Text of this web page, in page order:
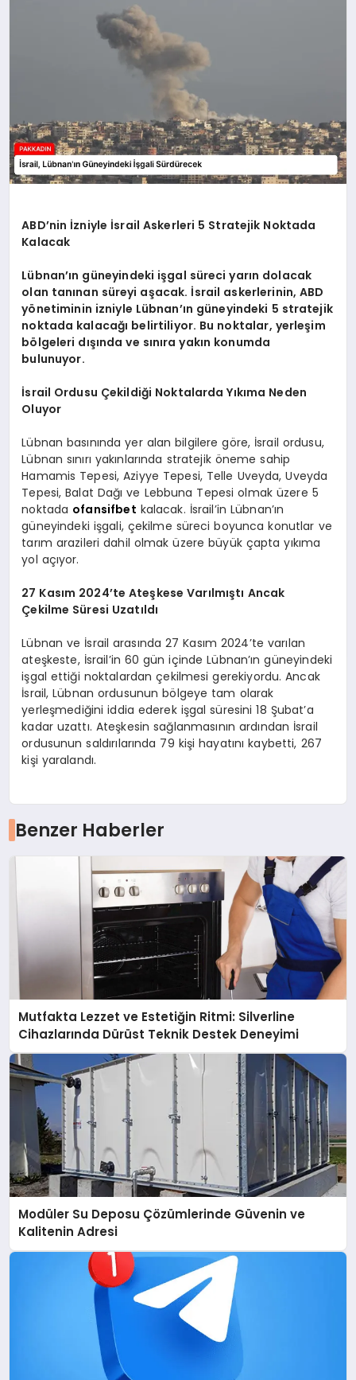
ABD’nin İzniyle İsrail Askerleri 5 Stratejik Noktada
Kalacak
Lübnan’ın güneyindeki işgal süreci yarın dolacak
olan tanınan süreyi aşacak. İsrail askerlerinin, ABD
yönetiminin izniyle Lübnan’ın güneyindeki 5 stratejik
noktada kalacağı belirtiliyor. Bu noktalar, yerleşim
bölgeleri dışında ve sınıra yakın konumda
bulunuyor.
İsrail Ordusu Çekildiği Noktalarda Yıkıma Neden
Oluyor
Lübnan basınında yer alan bilgilere göre, İsrail ordusu,
Lübnan sınırı yakınlarında stratejik öneme sahip
Hamamis Tepesi, Aziyye Tepesi, Telle Uveyda, Uveyda
Tepesi, Balat Dağı ve Lebbuna Tepesi olmak üzere 5
noktada ofansifbet kalacak. İsrail’in Lübnan’ın
güneyindeki işgali, çekilme süreci boyunca konutlar ve
tarım arazileri dahil olmak üzere büyük çapta yıkıma
yol açıyor.
27 Kasım 2024’te Ateşkese Varılmıştı Ancak
Çekilme Süresi Uzatıldı
Lübnan ve İsrail arasında 27 Kasım 2024’te varılan
ateşkeste, İsrail’in 60 gün içinde Lübnan’ın güneyindeki
işgal ettiği noktalardan çekilmesi gerekiyordu. Ancak
İsrail, Lübnan ordusunun bölgeye tam olarak
yerleşmediğini iddia ederek işgal süresini 18 Şubat’a
kadar uzattı. Ateşkesin sağlanmasının ardından İsrail
ordusunun saldırılarında 79 kişi hayatını kaybetti, 267
kişi yaralandı.
Benzer Haberler
Mutfakta Lezzet ve Estetiğin Ritmi: Silverline
Cihazlarında Dürüst Teknik Destek Deneyimi
Modüler Su Deposu Çözümlerinde Güvenin ve
Kalitenin Adresi